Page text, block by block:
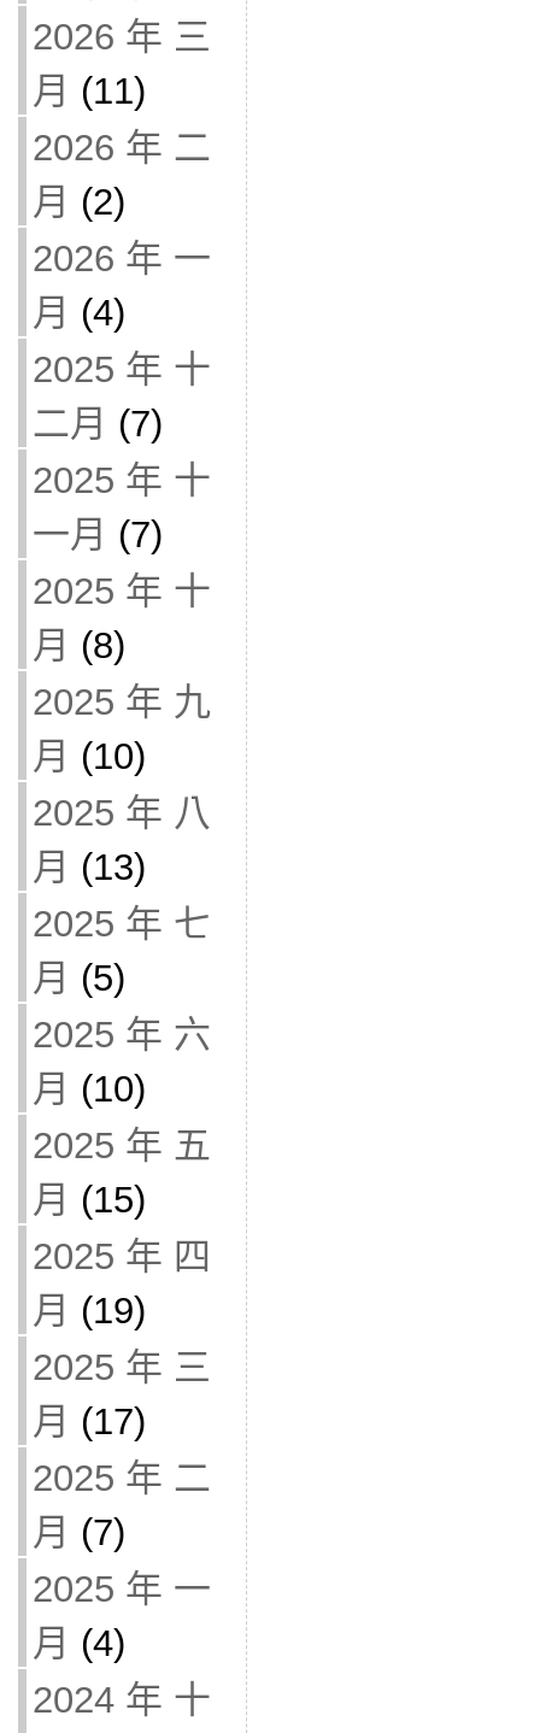
2026 年 三
月 (11)
2026 年 二
月 (2)
2026 年 一
月 (4)
2025 年 十
二月 (7)
2025 年 十
一月 (7)
2025 年 十
月 (8)
2025 年 九
月 (10)
2025 年 八
月 (13)
2025 年 七
月 (5)
2025 年 六
月 (10)
2025 年 五
月 (15)
2025 年 四
月 (19)
2025 年 三
月 (17)
2025 年 二
月 (7)
2025 年 一
月 (4)
2024 年 十